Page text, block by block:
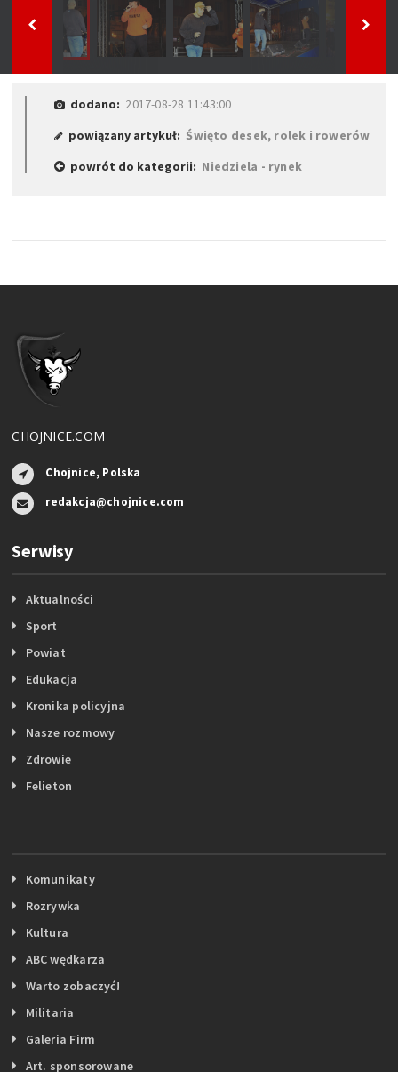
dodano: 2017-08-28 11:43:00
powiązany artykuł: Święto desek, rolek i rowerów
powrót do kategorii: Niedziela - rynek
CHOJNICE.COM
Chojnice, Polska
redakcja@chojnice.com
Serwisy
Aktualności
Sport
Powiat
Edukacja
Kronika policyjna
Nasze rozmowy
Zdrowie
Felieton
Komunikaty
Rozrywka
Kultura
ABC wędkarza
Warto zobaczyć!
Militaria
Galeria Firm
Art. sponsorowane